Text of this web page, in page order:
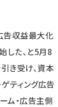
告収益最大化
した、と5月8
き受け、資本
ティング広告
ム・広告主側